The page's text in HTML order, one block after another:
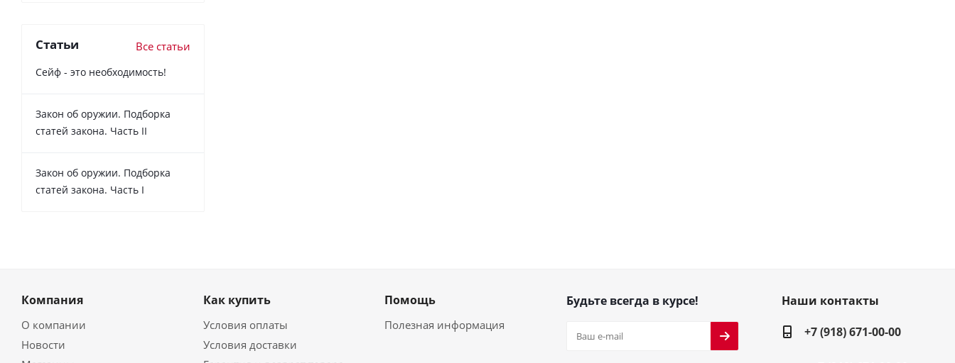
Статьи Все статьи
Сейф - это необходимость!
Закон об оружии. Подборка
статей закона. Часть II
Закон об оружии. Подборка
статей закона. Часть I
Компания
О компании
Новости
Как купить
Условия оплаты
Условия доставки
Помощь
Полезная информация
Будьте всегда в курсе!
Наши контакты
+7 (918) 671-00-00